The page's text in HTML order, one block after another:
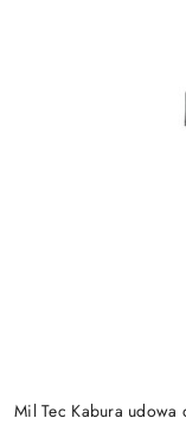
Mil Tec Kabura udowa